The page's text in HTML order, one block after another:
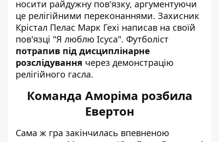
носити райдужну пов'язку, аргументуючи
це релігійними переконаннями. Захисник
Крістал Пелас Марк Гехі написав на своїй
пов'язці "Я люблю Ісуса". Футболіст
потрапив під дисциплінарне
розслідування через демонстрацію
релігійного гасла.
Команда Аморіма розбила
Евертон
Сама ж гра закінчилась впевненою